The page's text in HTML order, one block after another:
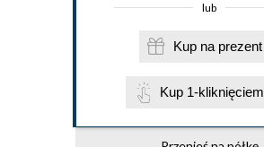
lub
Kup na prezent
Kup 1-kliknięciem